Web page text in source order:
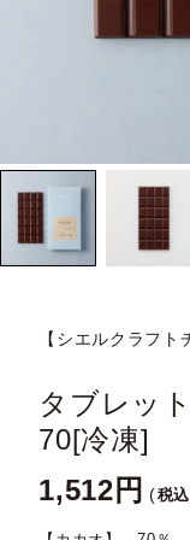
【シエルクラフト
タブレッ
70[冷凍]
1,512 税込